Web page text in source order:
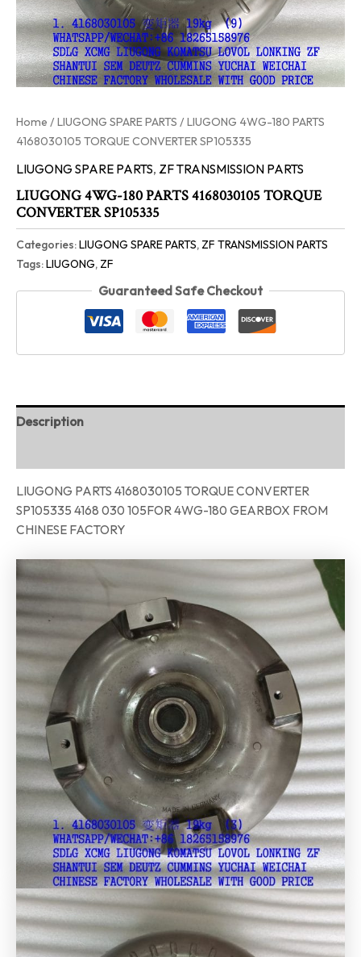
Home /LIUGONG SPARE PARTS / LIUGONG 4WG-180 PARTS
4168030105 TORQUE CONVERTER SP105335
LIUGONG SPARE PARTS, ZF TRANSMISSION PARTS
LIUGONG 4WG-180 PARTS 4168030105 TORQUE
CONVERTER SP105335
Categories:LIUGONG SPARE PARTS, ZF TRANSMISSION PARTS
Tags:LIUGONG, ZF
Guaranteed Safe Checkout
Description
LIUGONG PARTS 4168030105 TORQUE CONVERTER
SP105335 4168 030 105FOR 4WG-180 GEARBOX FROM
CHINESE FACTORY